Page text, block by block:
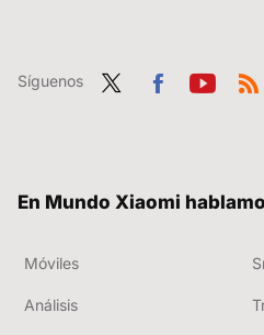
Síguenos
En Mundo Xiaomi
Móviles
Análisis